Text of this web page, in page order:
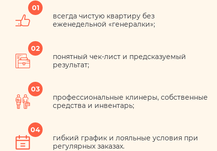
01
всегда чистую квартиру без
еженедельной «генералки»;
02
понятный чек-лист и предсказуемый
результат;
03
профессиональные клинеры, собственные
средства и инвентарь;
04
гибкий график и лояльные условия при
регулярных заказах.